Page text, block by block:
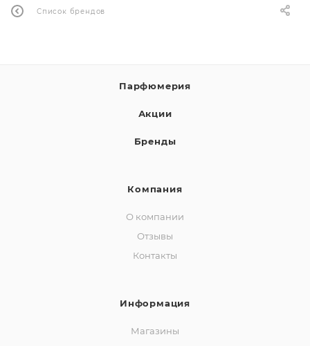
Список брендов
Парфюмерия
Акции
Бренды
Компания
О компании
Отзывы
Контакты
Информация
Магазины